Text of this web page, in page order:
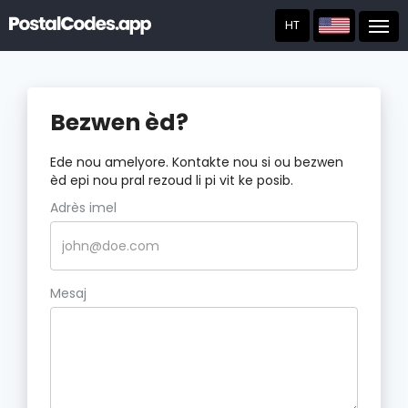
HT
Bezwen èd?
Ede nou amelyore. Kontakte nou si ou bezwen
èd epi nou pral rezoud li pi vit ke posib.
Adrès imel
Mesaj